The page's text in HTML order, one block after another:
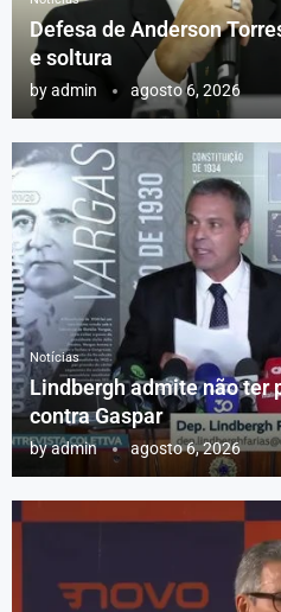
Defesa de Anderson
e soltura
byadmin agosto 6, 2026
Notícias
Lindbergh admite não ter
contra Gaspar
byadmin agosto 6, 2026